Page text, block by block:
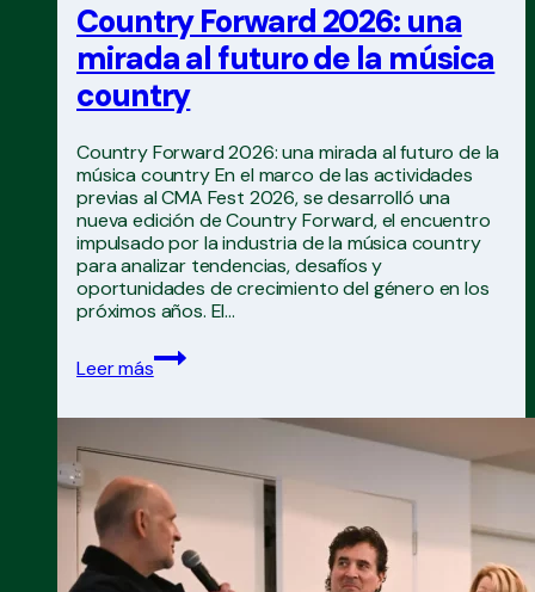
Country Forward 2026: una
mirada al futuro de la música
country
Country Forward 2026: una mirada al futuro de la
música country En el marco de las actividades
previas al CMA Fest 2026, se desarrolló una
nueva edición de Country Forward, el encuentro
impulsado por la industria de la música country
para analizar tendencias, desafíos y
oportunidades de crecimiento del género en los
próximos años. El…
Leer más
Country
Forward
una
al
futuro
de
la
música
country